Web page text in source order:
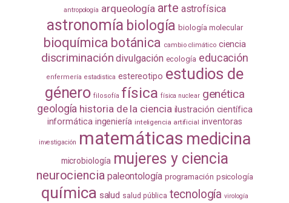
antropología arqueología arte astrofísica
astronomía biología biología molecular
bioquímica botánica cambio climático ciencia
discriminación divulgación ecología educación
enfermería estadistica estereotipo estudios de
género filosofía física física nuclear genética
geología historia de la ciencia ilustración científica
informática ingeniería inteligencia artificial inventoras
investigación matemáticas medicina
microbiología mujeres y ciencia
neurociencia paleontología programación psicología
química salud salud pública tecnología virología